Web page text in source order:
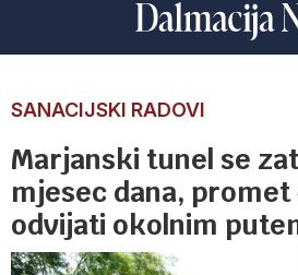
SANACIJSKI RADOVI
Marjanski tunel se
mjesec dana, promet
odvijati okolnim